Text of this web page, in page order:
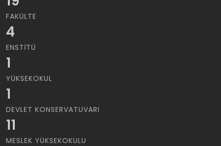
FAKÜLTE
4
ENSTITÜ
1
YÜKSEKOKUL
1
DEVLET KONSERVATUVARI
11
MESLEK YÜKSEKOKULU